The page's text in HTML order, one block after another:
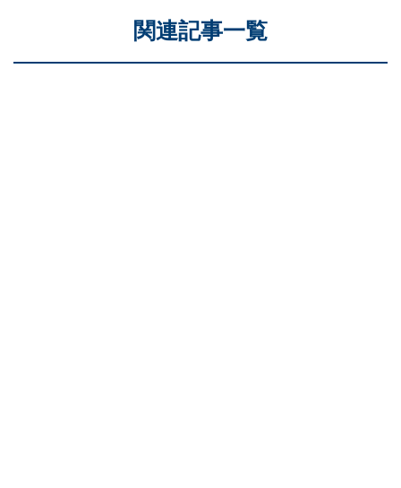
関連記事一覧